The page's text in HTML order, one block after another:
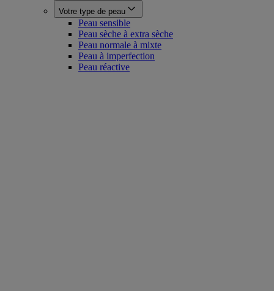
Votre type de peau
Peau sensible
Peau sèche à extra sèche
Peau normale à mixte
Peau à imperfection
Peau réactive